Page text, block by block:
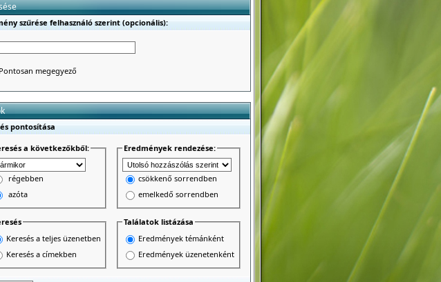
szűrése felhasználó szerint (opcionális):
Pontosan megegyező
pontosítása
a következőkből:
régebben
azóta
Eredmények rendezése:
csökkenő sorrendben
emelkedő sorrendben
Keresés a teljes üzenetben
Keresés a címekben
Találatok listázása
Eredmények témánként
Eredmények üzenetenként